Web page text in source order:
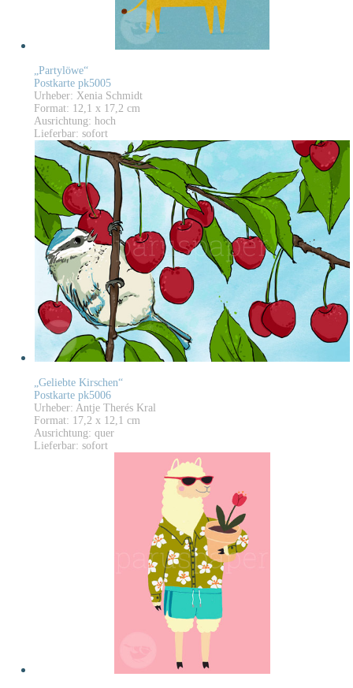
„Partylöwe“
Postkarte pk5005
Urheber: Xenia Schmidt
Format: 12,1 x 17,2 cm
Ausrichtung: hoch
Lieferbar: sofort
„Geliebte Kirschen“
Postkarte pk5006
Urheber: Antje Therés Kral
Format: 17,2 x 12,1 cm
Ausrichtung: quer
Lieferbar: sofort